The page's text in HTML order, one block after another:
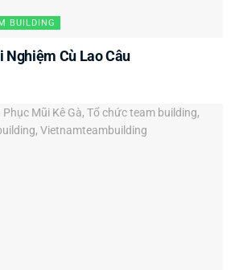
BUILDING
Nghiệm Cù Lao Câu